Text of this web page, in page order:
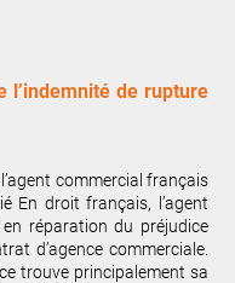
l’indemnité de rupture
commercial français
En droit français, l’agent
réparation du préjudice
d’agence commerciale.
trouve principalement sa